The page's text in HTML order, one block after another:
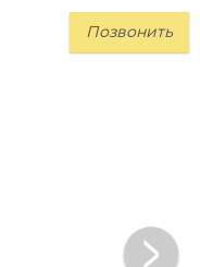
Позвонить